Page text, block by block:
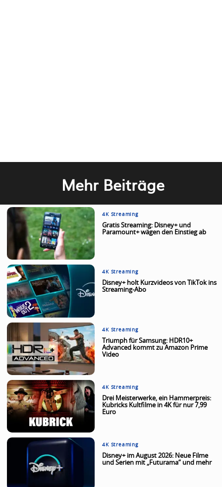
Mehr Beiträge
4K Streaming
Gratis Streaming: Disney+ und
Paramount+ wägen den Einstieg ab
4K Streaming
Disney+ holt Kurzvideos von TikTok ins
Streaming-Abo
4K Streaming
Triumph für Samsung: HDR10+
Advanced kommt zu Amazon Prime
Video
4K Streaming
Drei Meisterwerke, ein Hammerpreis:
Kubricks Kultfilme in 4K für nur 7,99
Euro
4K Streaming
Disney+ im August 2026: Neue Filme
und Serien mit „Futurama“ und mehr